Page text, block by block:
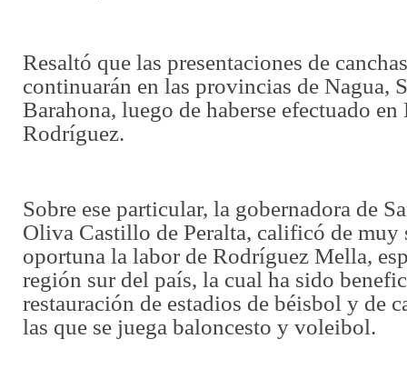
Resaltó que las presentaciones de
continuarán en las provincias de Nagua,
Barahona, luego de haberse efectuado
Rodríguez.
Sobre ese particular, la gobernadora de
Oliva Castillo de Peralta, calificó de
oportuna la labor de Rodríguez Mella,
región sur del país, la cual ha sido
restauración de estadios de béisbol y de
las que se juega baloncesto y voleibol.